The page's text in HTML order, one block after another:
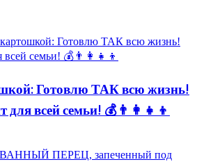
Готовлю ТАК всю жизнь!
всей семьи! 💰👨👩👧👦